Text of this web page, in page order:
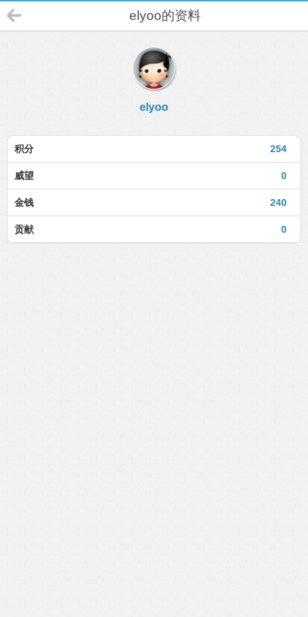
elyoo的资料
elyoo
254
积分
0
威望
240
金钱
0
贡献